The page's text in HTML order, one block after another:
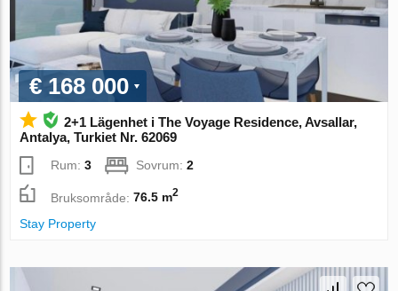
€ 168 000
2+1 Lägenhet i The Voyage Residence, Avsallar,
Antalya, Turkiet Nr. 62069
Rum:3 Sovrum:2
Bruksområde:76.5 m2
Stay Property